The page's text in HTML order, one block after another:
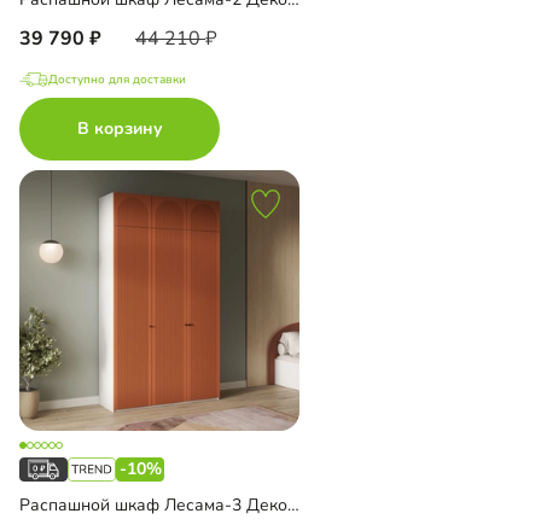
39 790 44 210
Доступно для доставки
В корзину
-10%
Распашной шкаф Лесама-3 Декор 1 с антресолью